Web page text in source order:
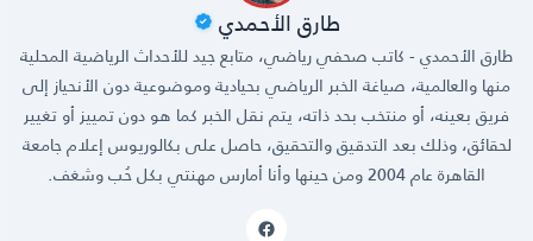
طارق الأحمدي
طارق الأحمدي - كاتب صحفي رياضي، متابع جيد للأحداث الرياضية المحلية
منها والعالمية، صياغة الخبر الرياضي بحيادية وموضوعية دون الأنحياز إلى
فريق بعينه، أو منتخب بحد ذاته، يتم نقل الخبر كما هو دون تمييز أو تغيير
لحقائق، وذلك بعد التدقيق والتحقيق، حاصل على بكالوريوس إعلام جامعة
القاهرة عام 2004 ومن حينها وأنا أمارس مهنتي بكل حُب وشغف.